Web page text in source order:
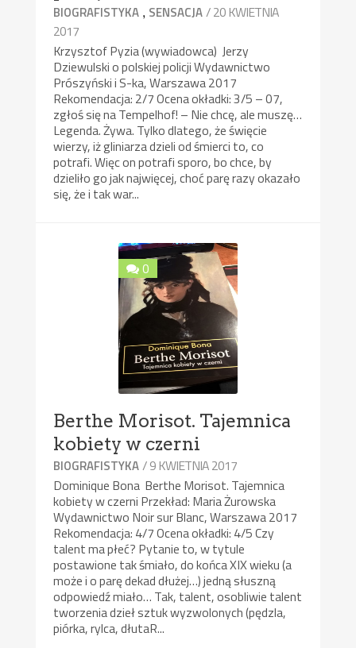
BIOGRAFISTYKA , SENSACJA/ 20 KWIETNIA
2017
Krzysztof Pyzia (wywiadowca) Jerzy
Dziewulski o polskiej policji Wydawnictwo
Prószyński i S-ka, Warszawa 2017
Rekomendacja: 2/7 Ocena okładki: 3/5 – 07,
zgłoś się na Tempelhof! – Nie chcę, ale muszę…
Legenda. Żywa. Tylko dlatego, że święcie
wierzy, iż gliniarza dzieli od śmierci to, co
potrafi. Więc on potrafi sporo, bo chce, by
dzieliło go jak najwięcej, choć parę razy okazało
się, że i tak war...
0
Berthe Morisot. Tajemnica
kobiety w czerni
BIOGRAFISTYKA/ 9 KWIETNIA 2017
Dominique Bona Berthe Morisot. Tajemnica
kobiety w czerni Przekład: Maria Żurowska
Wydawnictwo Noir sur Blanc, Warszawa 2017
Rekomendacja: 4/7 Ocena okładki: 4/5 Czy
talent ma płeć? Pytanie to, w tytule
postawione tak śmiało, do końca XIX wieku (a
może i o parę dekad dłużej…) jedną słuszną
odpowiedź miało… Tak, talent, osobliwie talent
tworzenia dzieł sztuk wyzwolonych (pędzla,
piórka, rylca, dłutaR...